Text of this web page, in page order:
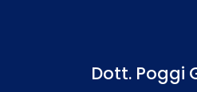
Dott. Poggi